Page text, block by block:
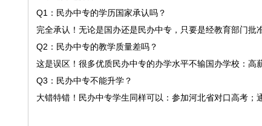
Q1：民办中专的学历国家承认吗？
完全承认！无论是国办还是民办中专，只要是经教育部门批
Q2：民办中专的教学质量差吗？
这是误区！很多优质民办中专的办学水平不输国办学校：高
Q3：民办中专不能升学？
大错特错！民办中专学生同样可以：参加河北省对口高考；